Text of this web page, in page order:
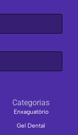
Categorias
Enxaguatório
Gel Dental